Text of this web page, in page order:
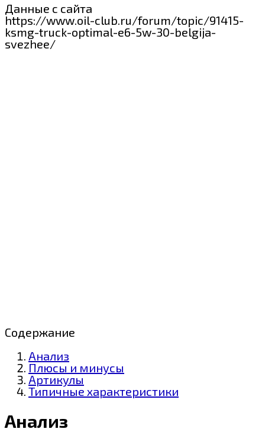
Данные с сайта
https://www.oil-club.ru/forum/topic/91415-
ksmg-truck-optimal-e6-5w-30-belgija-
svezhee/
Содержание
Анализ
Плюсы и минусы
Артикулы
Типичные характеристики
Анализ